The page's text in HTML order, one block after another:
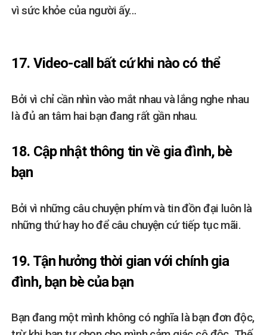
vì sức khỏe của người ấy…
17. Video-call bất cứ khi nào có thể
Bởi vì chỉ cần nhìn vào mắt nhau và lắng nghe nhau
là đủ an tâm hai bạn đang rất gần nhau.
18. Cập nhật thông tin về gia đình, bè
bạn
Bởi vì những câu chuyện phím và tin đồn đại luôn là
những thứ hay ho để câu chuyện cứ tiếp tục mãi.
19. Tận hưởng thời gian với chính gia
đình, bạn bè của bạn
Bạn đang một mình không có nghĩa là bạn đơn độc,